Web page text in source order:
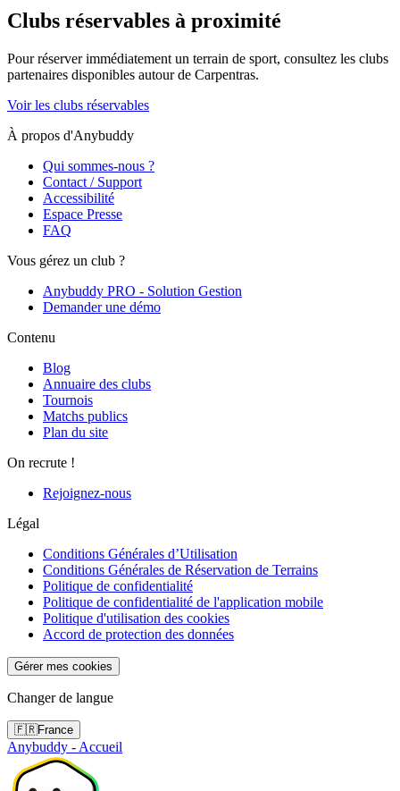
Clubs réservables à proximité
Pour réserver immédiatement un terrain de sport, consultez les clubs
partenaires disponibles autour de Carpentras.
Voir les clubs réservables
À propos d'Anybuddy
Qui sommes-nous ?
Contact / Support
Accessibilité
Espace Presse
FAQ
Vous gérez un club ?
Anybuddy PRO - Solution Gestion
Demander une démo
Contenu
Blog
Annuaire des clubs
Tournois
Matchs publics
Plan du site
On recrute !
Rejoignez-nous
Légal
Conditions Générales d’Utilisation
Conditions Générales de Réservation de Terrains
Politique de confidentialité
Politique de confidentialité de l'application mobile
Politique d'utilisation des cookies
Accord de protection des données
Gérer mes cookies
Changer de langue
🇫🇷France
Anybuddy - Accueil